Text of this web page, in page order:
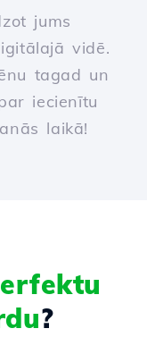
jums
vidē.
tagad un
iecienītu
laikā!
?